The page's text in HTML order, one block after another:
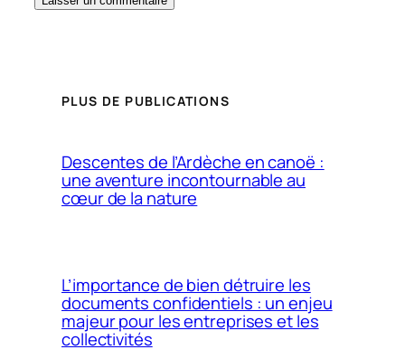
PLUS DE PUBLICATIONS
Descentes de l’Ardèche en canoë :
une aventure incontournable au
cœur de la nature
L’importance de bien détruire les
documents confidentiels : un enjeu
majeur pour les entreprises et les
collectivités